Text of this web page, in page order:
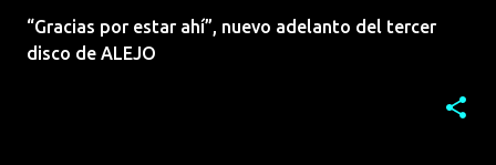
“Gracias por estar ahí”, nuevo adelanto del tercer
disco de ALEJO